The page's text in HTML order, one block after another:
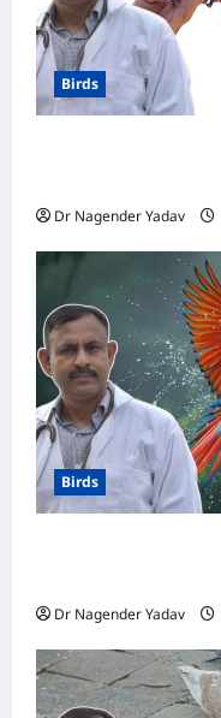
Birds
Dr Nagender Yadav
Birds
Dr Nagender Yadav